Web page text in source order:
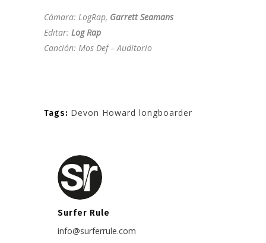
Cámara: LogRap, Garrett Seamans
Editar: Log Rap
Canción: Mos Def – Auditorio
Tags: Devon Howard longboarder
Surfer Rule
info@surferrule.com